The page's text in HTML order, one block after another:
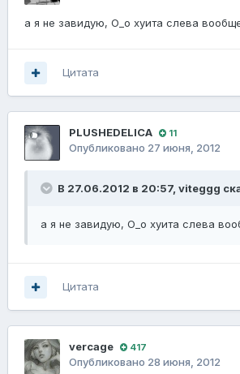
а я не завидую, О_о хуита слева
Цитата
PLUSHEDELICA 11
Опубликовано 27 июня, 2012
В 27.06.2012 в 20:57, viteggg
а я не завидую, О_о хуита слева
Цитата
vercage 417
Опубликовано 28 июня, 2012